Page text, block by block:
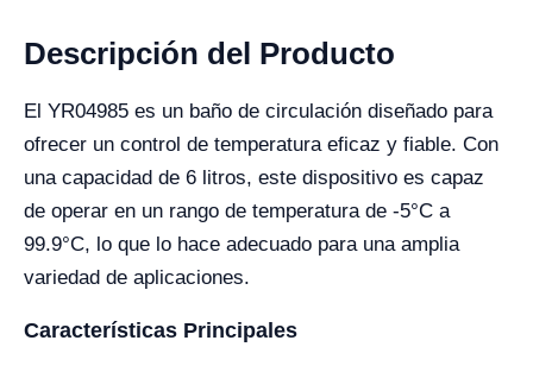
Descripción del Producto
El YR04985 es un baño de circulación diseñado para
ofrecer un control de temperatura eficaz y fiable. Con
una capacidad de 6 litros, este dispositivo es capaz
de operar en un rango de temperatura de -5°C a
99.9°C, lo que lo hace adecuado para una amplia
variedad de aplicaciones.
Características Principales